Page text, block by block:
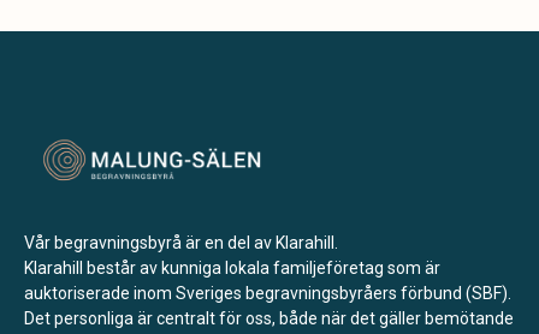
Vår begravningsbyrå är en del av Klarahill.
Klarahill består av kunniga lokala familjeföretag som är
auktoriserade inom Sveriges begravningsbyråers förbund (SBF).
Det personliga är centralt för oss, både när det gäller bemötande